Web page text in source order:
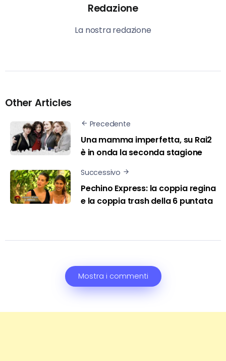
Redazione
La nostra redazione
Other Articles
Precedente
Una mamma imperfetta, su Rai2
è in onda la seconda stagione
Successivo
Pechino Express: la coppia regina
e la coppia trash della 6 puntata
Mostra i commenti